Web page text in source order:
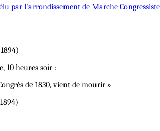
élu par l'arrondissement de Marche Congressiste
10 heures soir :
de 1830, vient de mourir »